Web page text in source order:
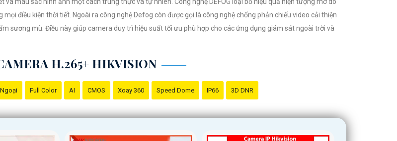
điều kiện thời tiết. Ngoài ra công nghệ Defog còn được gọi là công nghệ chống phản chiếu video cải thiện
sương mù. Điều này giúp camera duy trì hiệu suất tối ưu phù hợp cho các ứng dụng giám sát ngoài trời và
H.265+ HIKVISION
Full Color AI CMOS Xoay 360 Speed Dome IP66 3D DNR